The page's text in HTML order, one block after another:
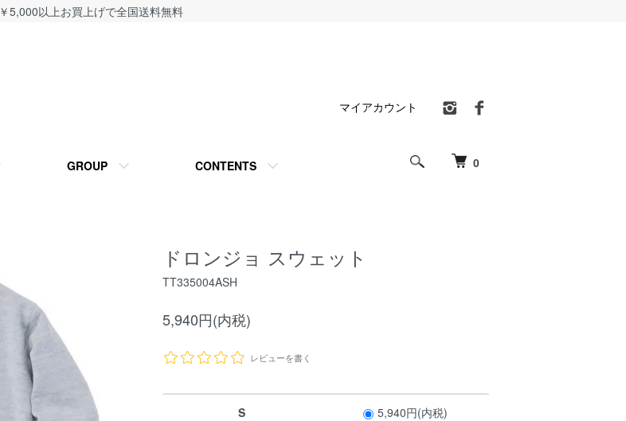
￥5,000以上お買上げで全国送料無料
0
GROUP CONTENTS
マイアカウント
ドロンジョ スウェット
TT335004ASH
5,940円(内税)
レビューを書く
S 5,940円(内税)